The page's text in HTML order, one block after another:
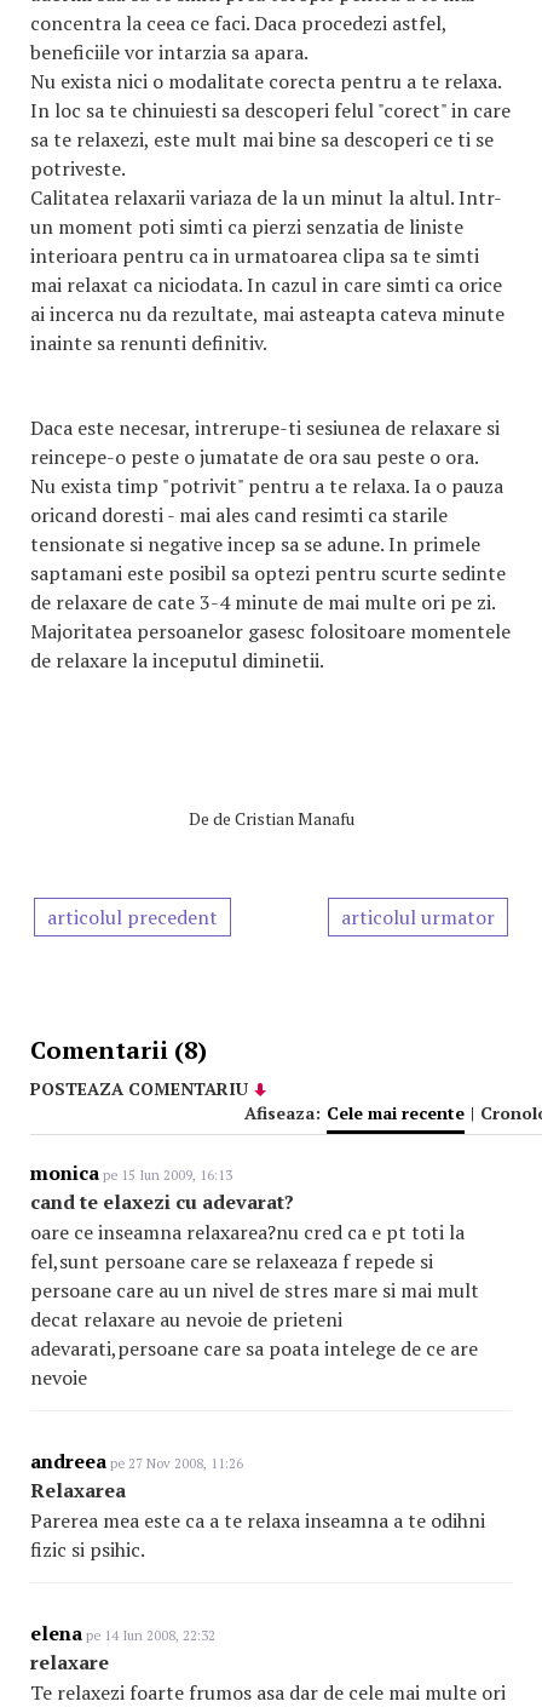
concentra la ceea ce faci. Daca procedezi astfel,
beneficiile vor intarzia sa apara.
Nu exista nici o modalitate corecta pentru a te relaxa.
In loc sa te chinuiesti sa descoperi felul "corect" in care
sa te relaxezi, este mult mai bine sa descoperi ce ti se
potriveste.
Calitatea relaxarii variaza de la un minut la altul. Intr-
un moment poti simti ca pierzi senzatia de liniste
interioara pentru ca in urmatoarea clipa sa te simti
mai relaxat ca niciodata. In cazul in care simti ca orice
ai incerca nu da rezultate, mai asteapta cateva minute
inainte sa renunti definitiv.
Daca este necesar, intrerupe-ti sesiunea de relaxare si
reincepe-o peste o jumatate de ora sau peste o ora.
Nu exista timp "potrivit" pentru a te relaxa. Ia o pauza
oricand doresti - mai ales cand resimti ca starile
tensionate si negative incep sa se adune. In primele
saptamani este posibil sa optezi pentru scurte sedinte
de relaxare de cate 3-4 minute de mai multe ori pe zi.
Majoritatea persoanelor gasesc folositoare momentele
de relaxare la inceputul diminetii.
De de Cristian Manafu
articolul precedent articolul urmator
Comentarii (8)
POSTEAZA COMENTARIU
Afiseaza: Cele mai recente |
monica pe 15 Iun 2009, 16:13
cand te elaxezi cu adevarat?
oare ce inseamna relaxarea?nu cred ca e pt toti la
fel,sunt persoane care se relaxeaza f repede si
persoane care au un nivel de stres mare si mai mult
decat relaxare au nevoie de prieteni
adevarati,persoane care sa poata intelege de ce are
nevoie
andreea pe 27 Nov 2008, 11:26
Relaxarea
Parerea mea este ca a te relaxa inseamna a te odihni
fizic si psihic.
elena pe 14 Iun 2008, 22:32
relaxare
Te relaxezi foarte frumos asa dar de cele mai multe ori